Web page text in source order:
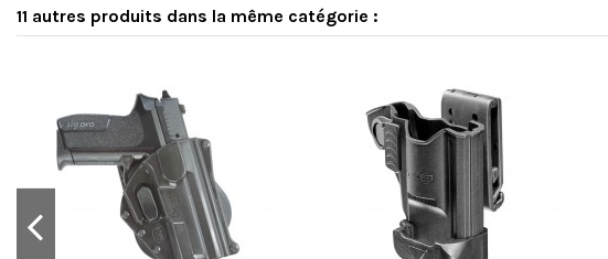
11 autres produits dans la même catégorie :